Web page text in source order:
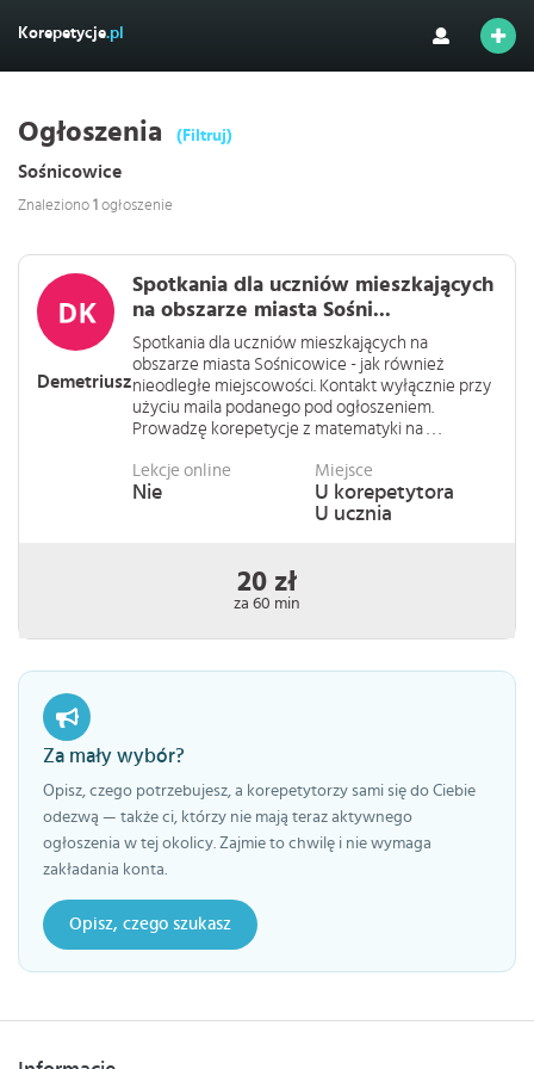
Korepetycje.pl
Ogłoszenia (Filtruj)
Sośnicowice
Znaleziono 1 ogłoszenie
Demetriusz
Spotkania dla uczniów mieszkających
na obszarze miasta Sośni...
Spotkania dla uczniów mieszkających na
obszarze miasta Sośnicowice - jak również
nieodległe miejscowości. Kontakt wyłącznie przy
użyciu maila podanego pod ogłoszeniem.
Prowadzę korepetycje z matematyki na . . .
Lekcje online
Nie
Miejsce
U korepetytora
U ucznia
20 zł
za 60 min
Za mały wybór?
Opisz, czego potrzebujesz, a korepetytorzy sami się do Ciebie
odezwą — także ci, którzy nie mają teraz aktywnego
ogłoszenia w tej okolicy. Zajmie to chwilę i nie wymaga
zakładania konta.
Opisz, czego szukasz